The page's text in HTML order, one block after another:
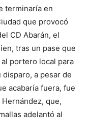
terminaría en
que provocó
CD Abarán, el
tras un pase que
portero local para
a pesar de
acabaría fuera, fue
que,
adelantó al